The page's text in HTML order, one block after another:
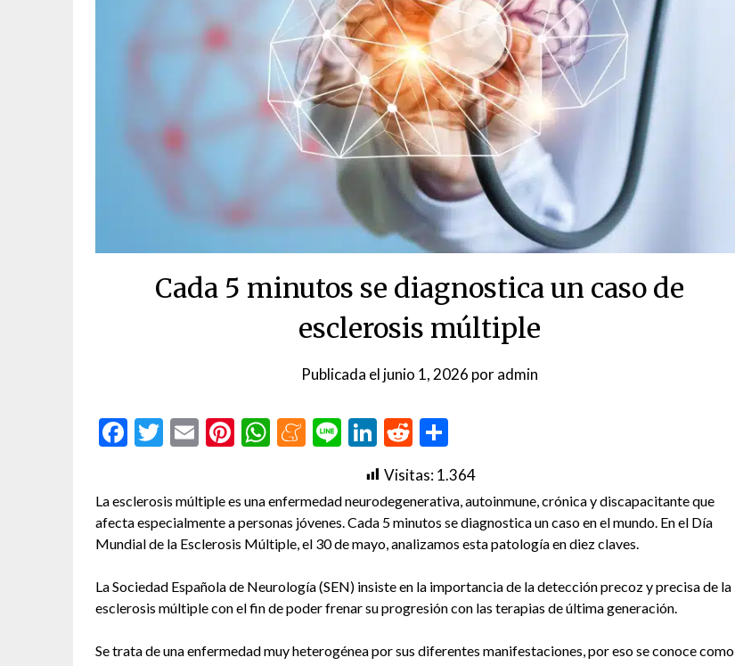
Cada 5 minutos se diagnostica un caso de
esclerosis múltiple
Publicada el junio 1, 2026 poradmin
Facebook
Twitter
EmailPinterest
WhatsApp
Meneame
LineLinkedIn
Reddit
Visitas:1.364
La esclerosis múltiple es una enfermedad neurodegenerativa, autoinmune, crónica y discapacitante que
afecta especialmente a personas jóvenes. Cada 5 minutos se diagnostica un caso en el mundo. En el Día
Mundial de la Esclerosis Múltiple, el 30 de mayo, analizamos esta patología en diez claves.
La Sociedad Española de Neurología (SEN) insiste en la importancia de la detección precoz y precisa de la
esclerosis múltiple con el fin de poder frenar su progresión con las terapias de última generación.
Se trata de una enfermedad muy heterogénea por sus diferentes manifestaciones, por eso se conoce como